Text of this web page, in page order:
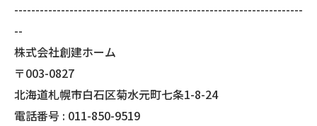
--------------------------------------------------------------------
--
株式会社創建ホーム
〒003-0827
北海道札幌市白石区菊水元町七条1-8-24
電話番号 : 011-850-9519